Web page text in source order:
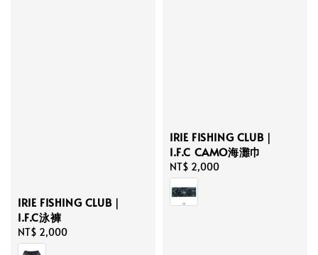
IRIE FISHING CLUB｜
I.F.C泳褲
Regular
price
NT$ 2,000
IRIE FISHING CLUB｜
I.F.C CAMO海灘巾
Regular
price
NT$ 2,000